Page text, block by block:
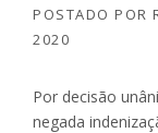
POSTADO POR
2020
Por decisão
negada